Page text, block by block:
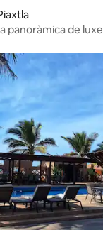
panoràmica de luxe